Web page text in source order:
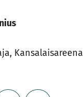
Kansalaisareena